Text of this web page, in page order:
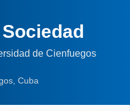
de Cienfuegos
Cuba